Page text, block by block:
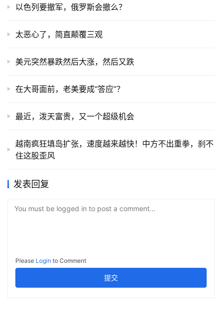
以色列要撤军，俄罗斯会撤么？
太恶心了，简直颠覆三观
美元突然暴跌然后大涨，然后又跌
在大哥面前，老美要成“答应”？
最近，泼天富贵，又一个超级机会
越南疯狂填岛扩张，速度越来越快！中方不出重拳，刹不
住这股歪风
发表回复
You must be logged in to post a comment...
Please Login to Comment
提交